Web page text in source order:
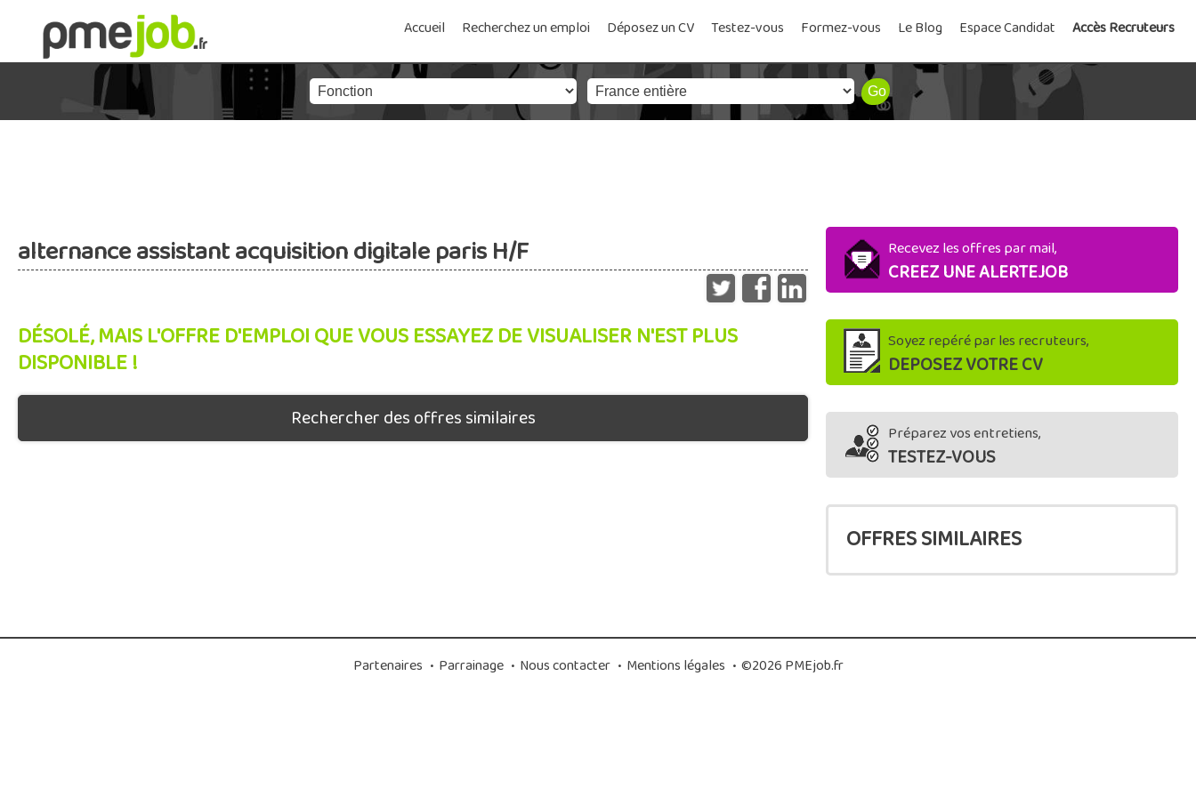
Accueil Recherchez un emploi Déposez un CV Testez-vous Formez-vous Le Blog Espace Candidat Accès Recruteurs
alternance assistant acquisition digitale paris H/F
DÉSOLÉ, MAIS L'OFFRE D'EMPLOI QUE VOUS ESSAYEZ DE VISUALISER N'EST PLUS
DISPONIBLE !
Rechercher des offres similaires
Recevez les offres par mail,
CREEZ UNE ALERTEJOB
Soyez repéré par les recruteurs,
DEPOSEZ VOTRE CV
Préparez vos entretiens,
TESTEZ-VOUS
OFFRES SIMILAIRES
Partenaires • Parrainage • Nous contacter • Mentions légales • ©2026 PMEjob.fr